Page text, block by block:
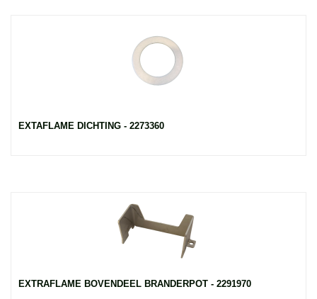
EXTAFLAME DICHTING - 2273360
EXTRAFLAME BOVENDEEL BRANDERPOT - 2291970